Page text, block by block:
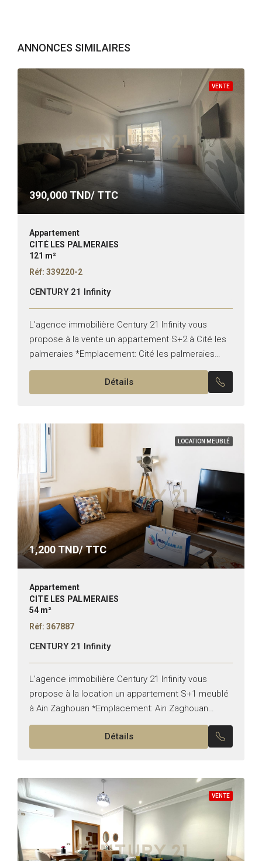
ANNONCES SIMILAIRES
VENTE
390,000 TND/ TTC
Appartement
CITÉ LES PALMERAIES
121 m²
Réf: 339220-2
CENTURY 21 Infinity
L’agence immobilière Century 21 Infinity vous
propose à la vente un appartement S+2 à Cité les
palmeraies *Emplacement: Cité les palmeraies
*Typologie: S+2 *État: vide Il est composé de: -Un
Détails
LOCATION MEUBLÉ
1,200 TND/ TTC
Appartement
CITÉ LES PALMERAIES
54 m²
Réf: 367887
CENTURY 21 Infinity
L’agence immobilière Century 21 Infinity vous
propose à la location un appartement S+1 meublé
à Ain Zaghouan *Emplacement: Ain Zaghouan
*Typologie: S+1 *État: Meublé Il est composé de: -
Un salon -Une cuisine...
Détails
VENTE